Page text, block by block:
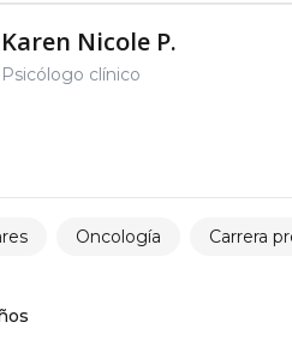
Karen Nicole P.
Psicólogo clínico
Oncología Carrera